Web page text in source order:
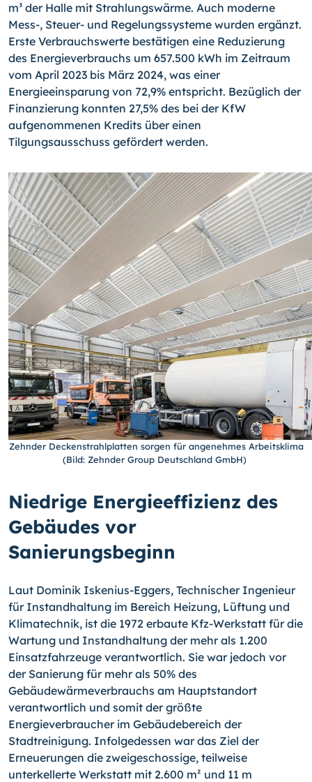
m³ der Halle mit Strahlungswärme. Auch moderne
Mess-, Steuer- und Regelungssysteme wurden ergänzt.
Erste Verbrauchswerte bestätigen eine Reduzierung
des Energieverbrauchs um 657.500 kWh im Zeitraum
vom April 2023 bis März 2024, was einer
Energieeinsparung von 72,9% entspricht. Bezüglich der
Finanzierung konnten 27,5% des bei der KfW
aufgenommenen Kredits über einen
Tilgungsausschuss gefördert werden.
Zehnder Deckenstrahlplatten sorgen für angenehmes Arbeitsklima
(Bild: Zehnder Group Deutschland GmbH)
Niedrige Energieeffizienz des
Gebäudes vor
Sanierungsbeginn
Laut Dominik Iskenius-Eggers, Technischer Ingenieur
für Instandhaltung im Bereich Heizung, Lüftung und
Klimatechnik, ist die 1972 erbaute Kfz-Werkstatt für die
Wartung und Instandhaltung der mehr als 1.200
Einsatzfahrzeuge verantwortlich. Sie war jedoch vor
der Sanierung für mehr als 50% des
Gebäudewärmeverbrauchs am Hauptstandort
verantwortlich und somit der größte
Energieverbraucher im Gebäudebereich der
Stadtreinigung. Infolgedessen war das Ziel der
Erneuerungen die zweigeschossige, teilweise
unterkellerte Werkstatt mit 2.600 m² und 11 m